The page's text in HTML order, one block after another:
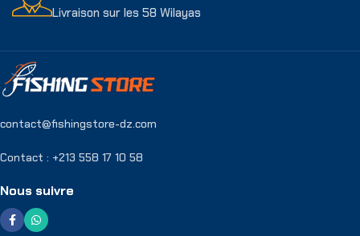
Livraison sur les 58 Wilayas
contact@fishingstore-dz.com
Contact : +213 558 17 10 58
Nous suivre